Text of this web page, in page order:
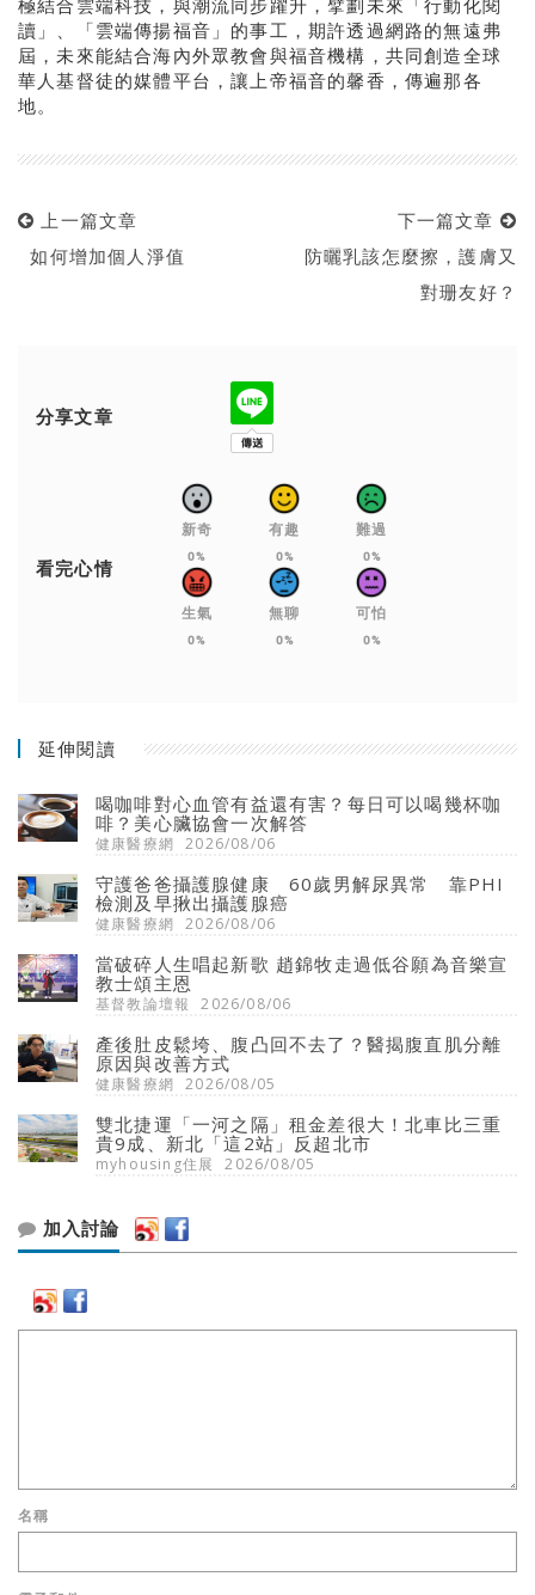
極結合雲端科技，與潮流同步躍升，擘劃未來「行動化閱
讀」、「雲端傳揚福音」的事工，期許透過網路的無遠弗
屆，未來能結合海內外眾教會與福音機構，共同創造全球
華人基督徒的媒體平台，讓上帝福音的馨香，傳遍那各
地。
上一篇文章
如何增加個人淨值
下一篇文章
防曬乳該怎麼擦，護膚又
對珊友好？
分享文章
看完心情
新奇
0%
有趣
0%
難過
0%
生氣
0%
無聊
0%
可怕
0%
延伸閱讀
喝咖啡對心血管有益還有害？每日可以喝幾杯咖
啡？美心臟協會一次解答
健康醫療網 2026/08/06
守護爸爸攝護腺健康 60歲男解尿異常 靠PHI
檢測及早揪出攝護腺癌
健康醫療網 2026/08/06
當破碎人生唱起新歌 趙錦牧走過低谷願為音樂宣
教士頌主恩
基督教論壇報 2026/08/06
產後肚皮鬆垮、腹凸回不去了？醫揭腹直肌分離
原因與改善方式
健康醫療網 2026/08/05
雙北捷運「一河之隔」租金差很大！北車比三重
貴9成、新北「這2站」反超北市
myhousing住展 2026/08/05
加入討論
名稱